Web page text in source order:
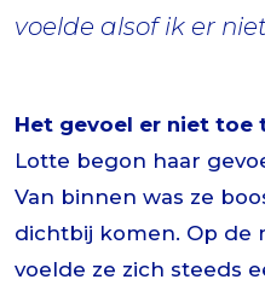
voelde alsof ik er
Het gevoel er niet toe
Lotte begon haar
Van binnen was ze
dichtbij komen. Op de
voelde ze zich steeds